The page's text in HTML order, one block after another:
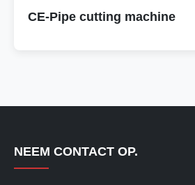
CE-Pipe cutting machine
NEEM CONTACT OP.